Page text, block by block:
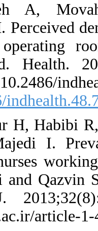
M.
disorders in
from:
DOI:10.2486/
T,
in
Rajaei